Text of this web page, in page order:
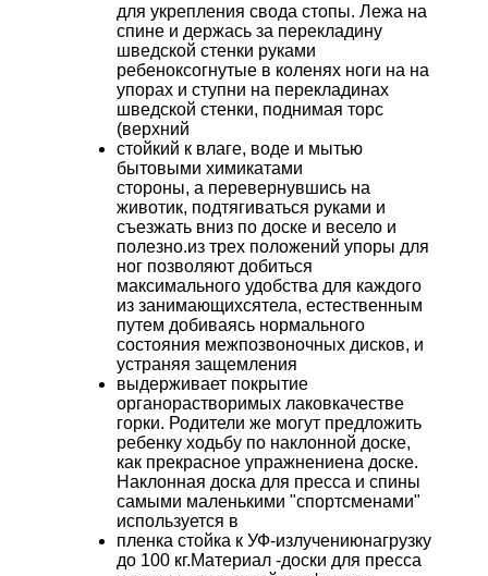
для укрепления свода стопы. Лежа на
спине и держась за перекладину
шведской стенки руками
ребеноксогнутые в коленях ноги на на
упорах и ступни на перекладинах
шведской стенки, поднимая торс
(верхний
стойкий к влаге, воде и мытью
бытовыми химикатами
стороны, а перевернувшись на
животик, подтягиваться руками и
съезжать вниз по доске и весело и
полезно.из трех положений упоры для
ног позволяют добиться
максимального удобства для каждого
из занимающихсятела, естественным
путем добиваясь нормального
состояния межпозвоночных дисков, и
устраняя защемления
выдерживает покрытие
органорастворимых лаковкачестве
горки. Родители же могут предложить
ребенку ходьбу по наклонной доске,
как прекрасное упражнениена доске.
Наклонная доска для пресса и спины
самыми маленькими "спортсменами"
используется в
пленка стойка к УФ-излучениюнагрузку
до 100 кг.Материал -доски для пресса